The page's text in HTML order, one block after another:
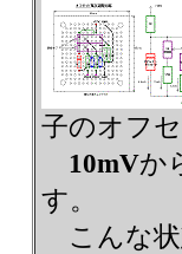
子のオフ
10mVか
す。
こんな状